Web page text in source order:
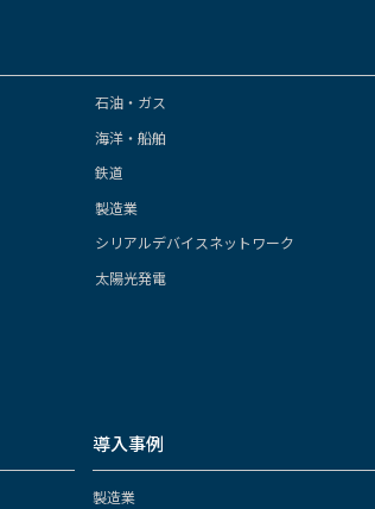
石油・ガス
海洋・船舶
鉄道
製造業
シリアルデバイスネットワーク
太陽光発電
導入事例
製造業